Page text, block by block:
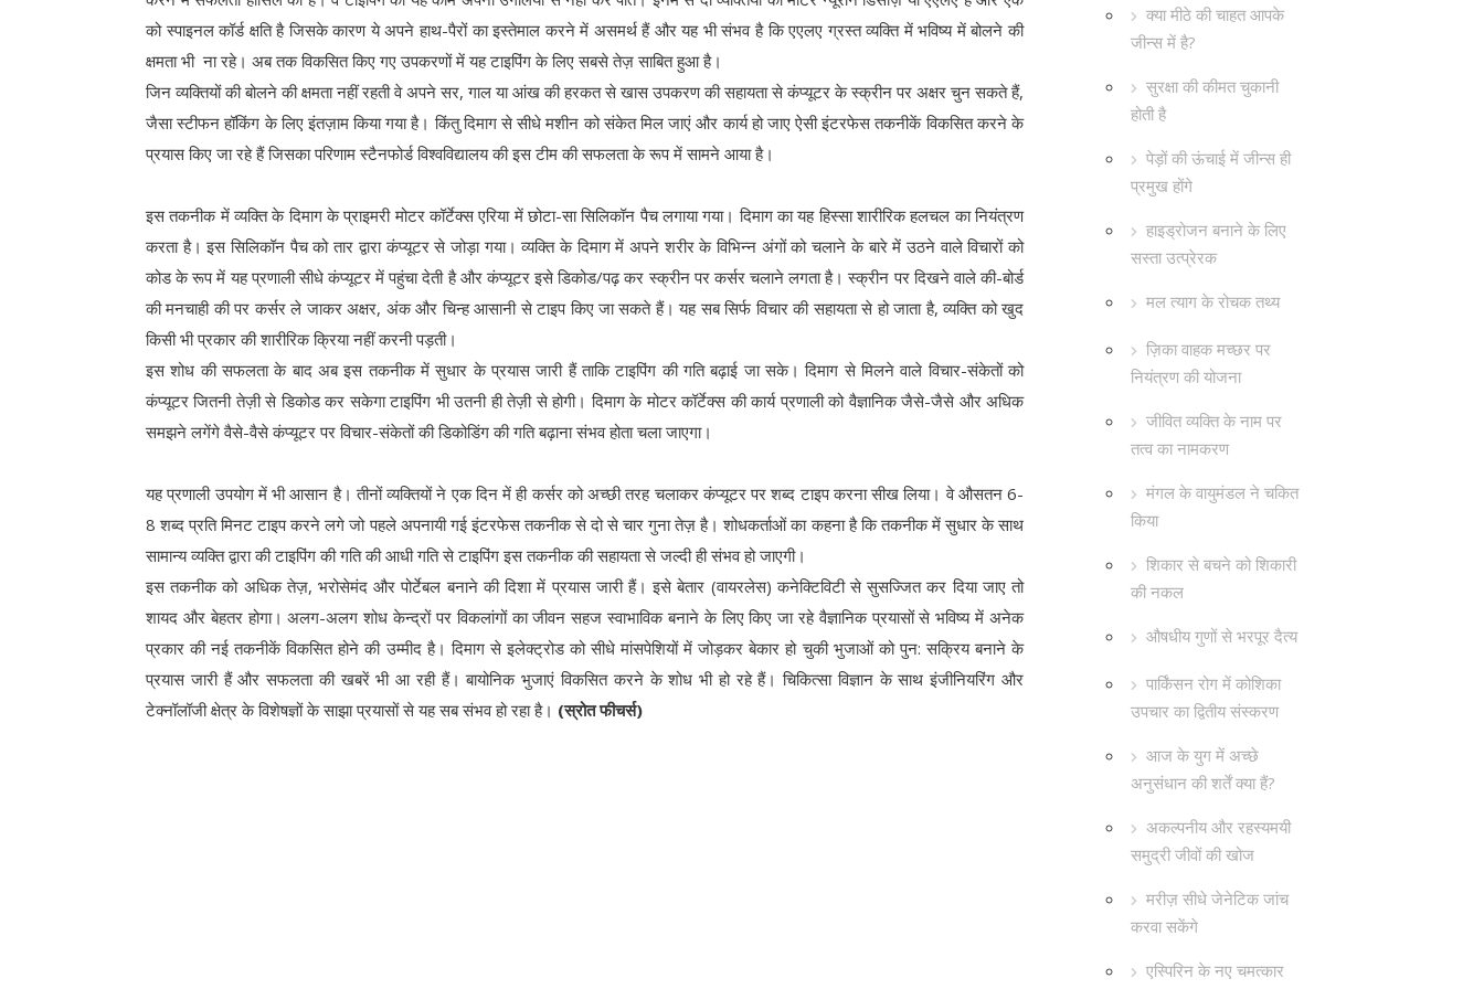
क्या मीठे की चाहत आपके
जीन्स में है?
सुरक्षा की कीमत चुकानी
होती है
पेड़ों की ऊंचाई में जीन्स ही
प्रमुख होंगे
हाइड्रोजन बनाने के लिए
सस्ता उत्प्रेरक
मल त्याग के रोचक तथ्य
ज़िका वाहक मच्छर पर
नियंत्रण की योजना
जीवित व्यक्ति के नाम पर
तत्व का नामकरण
मंगल के वायुमंडल ने चकित
किया
शिकार से बचने को शिकारी
की नकल
औषधीय गुणों से भरपूर दैत्य
पार्किंसन रोग में कोशिका
उपचार का द्वितीय संस्करण
आज के युग में अच्छे
अनुसंधान की शर्तें क्या हैं?
अकल्पनीय और रहस्यमयी
समुद्री जीवों की खोज
मरीज़ सीधे जेनेटिक जांच
करवा सकेंगे
एस्पिरिन के नए चमत्कार
को स्पाइनल कॉर्ड क्षति है जिसके कारण ये अपने हाथ-पैरों का इस्तेमाल करने में असमर्थ हैं और यह भी संभव है कि एएलए ग्रस्त व्यक्ति में भविष्य में बोलने की
क्षमता भी ना रहे। अब तक विकसित किए गए उपकरणों में यह टाइपिंग के लिए सबसे तेज़ साबित हुआ है।
जिन व्यक्तियों की बोलने की क्षमता नहीं रहती वे अपने सर, गाल या आंख की हरकत से खास उपकरण की सहायता से कंप्यूटर के स्क्रीन पर अक्षर चुन सकते हैं,
जैसा स्टीफन हॉकिंग के लिए इंतज़ाम किया गया है। किंतु दिमाग से सीधे मशीन को संकेत मिल जाएं और कार्य हो जाए ऐसी इंटरफेस तकनीकें विकसित करने के
प्रयास किए जा रहे हैं जिसका परिणाम स्टैनफोर्ड विश्वविद्यालय की इस टीम की सफलता के रूप में सामने आया है।
इस तकनीक में व्यक्ति के दिमाग के प्राइमरी मोटर कॉर्टेक्स एरिया में छोटा-सा सिलिकॉन पैच लगाया गया। दिमाग का यह हिस्सा शारीरिक हलचल का नियंत्रण
करता है। इस सिलिकॉन पैच को तार द्वारा कंप्यूटर से जोड़ा गया। व्यक्ति के दिमाग में अपने शरीर के विभिन्न अंगों को चलाने के बारे में उठने वाले विचारों को
कोड के रूप में यह प्रणाली सीधे कंप्यूटर में पहुंचा देती है और कंप्यूटर इसे डिकोड/पढ़ कर स्क्रीन पर कर्सर चलाने लगता है। स्क्रीन पर दिखने वाले की-बोर्ड
की मनचाही की पर कर्सर ले जाकर अक्षर, अंक और चिन्ह आसानी से टाइप किए जा सकते हैं। यह सब सिर्फ विचार की सहायता से हो जाता है, व्यक्ति को खुद
किसी भी प्रकार की शारीरिक क्रिया नहीं करनी पड़ती।
इस शोध की सफलता के बाद अब इस तकनीक में सुधार के प्रयास जारी हैं ताकि टाइपिंग की गति बढ़ाई जा सके। दिमाग से मिलने वाले विचार-संकेतों को
कंप्यूटर जितनी तेज़ी से डिकोड कर सकेगा टाइपिंग भी उतनी ही तेज़ी से होगी। दिमाग के मोटर कॉर्टेक्स की कार्य प्रणाली को वैज्ञानिक जैसे-जैसे और अधिक
समझने लगेंगे वैसे-वैसे कंप्यूटर पर विचार-संकेतों की डिकोडिंग की गति बढ़ाना संभव होता चला जाएगा।
यह प्रणाली उपयोग में भी आसान है। तीनों व्यक्तियों ने एक दिन में ही कर्सर को अच्छी तरह चलाकर कंप्यूटर पर शब्द टाइप करना सीख लिया। वे औसतन 6-
8 शब्द प्रति मिनट टाइप करने लगे जो पहले अपनायी गई इंटरफेस तकनीक से दो से चार गुना तेज़ है। शोधकर्ताओं का कहना है कि तकनीक में सुधार के साथ
सामान्य व्यक्ति द्वारा की टाइपिंग की गति की आधी गति से टाइपिंग इस तकनीक की सहायता से जल्दी ही संभव हो जाएगी।
इस तकनीक को अधिक तेज़, भरोसेमंद और पोर्टेबल बनाने की दिशा में प्रयास जारी हैं। इसे बेतार (वायरलेस) कनेक्टिविटी से सुसज्जित कर दिया जाए तो
शायद और बेहतर होगा। अलग-अलग शोध केन्द्रों पर विकलांगों का जीवन सहज स्वाभाविक बनाने के लिए किए जा रहे वैज्ञानिक प्रयासों से भविष्य में अनेक
प्रकार की नई तकनीकें विकसित होने की उम्मीद है। दिमाग से इलेक्ट्रोड को सीधे मांसपेशियों में जोड़कर बेकार हो चुकी भुजाओं को पुन: सक्रिय बनाने के
प्रयास जारी हैं और सफलता की खबरें भी आ रही हैं। बायोनिक भुजाएं विकसित करने के शोध भी हो रहे हैं। चिकित्सा विज्ञान के साथ इंजीनियरिंग और
टेक्नॉलॉजी क्षेत्र के विशेषज्ञों के साझा प्रयासों से यह सब संभव हो रहा है। (स्रोत फीचर्स)